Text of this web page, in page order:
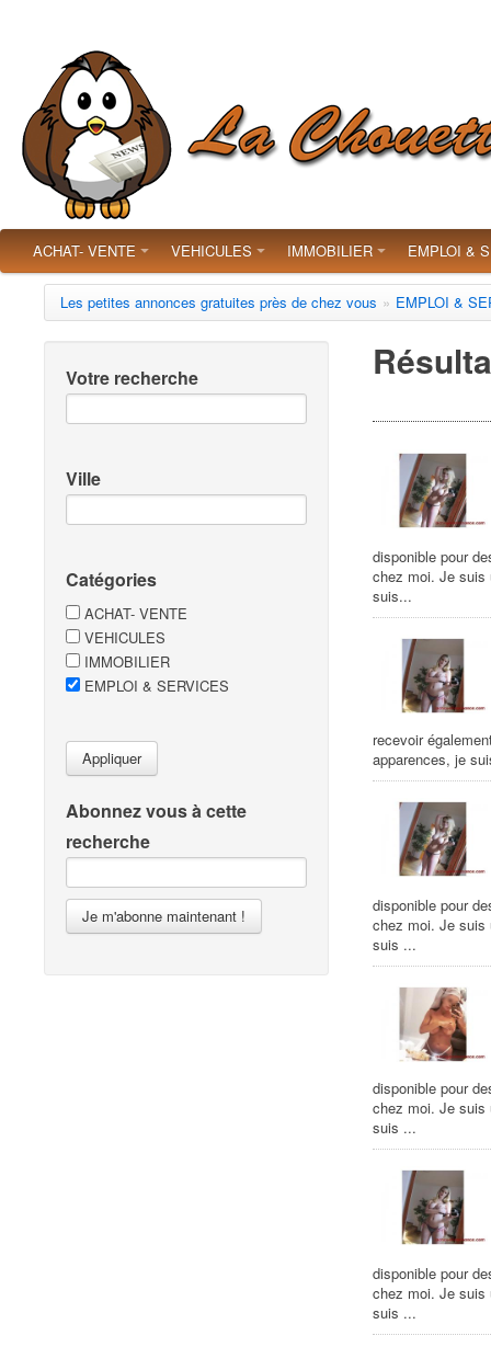
ACHAT- VENTE VEHICULES IMMOBILIER EMPLOI &
Les petites annonces gratuites près de chez vous » EMPLOI &
Votre recherche
Ville
Catégories
ACHAT- VENTE
VEHICULES
IMMOBILIER
EMPLOI & SERVICES
Appliquer
Abonnez vous à cette
recherche
Je m'abonne maintenant !
disponible pour
chez moi. Je suis
suis...
recevoir
apparences, je
disponible pour
chez moi. Je suis
suis ...
disponible pour
chez moi. Je suis
suis ...
disponible pour
chez moi. Je suis
suis ...